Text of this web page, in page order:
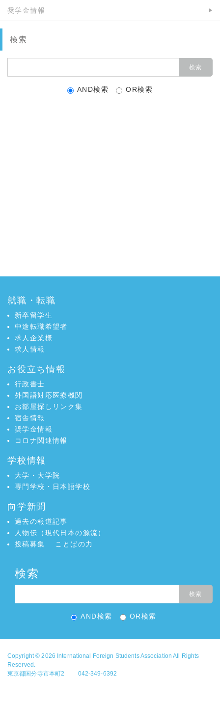
奨学金情報
検索
AND検索 OR検索
就職・転職
新卒留学生
中途転職希望者
求人企業様
求人情報
お役立ち情報
行政書士
外国語対応医療機関
お部屋探しリンク集
宿舎情報
奨学金情報
コロナ関連情報
学校情報
大学・大学院
専門学校・日本語学校
向学新聞
過去の報道記事
人物伝（現代日本の源流）
投稿募集
ことばの力
検索
AND検索 OR検索
Copyright © 2026 International Foreign Students Association All Rights
Reserved.
東京都国分寺市本町2 042-349-6392